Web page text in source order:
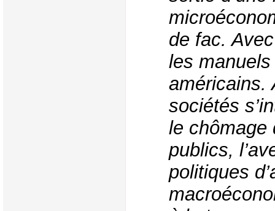
de fac.
les manuels
américains.
sociétés
le chômage
publics,
politiques